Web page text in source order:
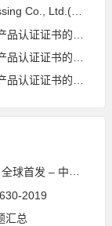
有机产品认证证书的公告
证证书的公告
证证书的公告
证证书的公告
场规模跻身世界第三
2019
汇总